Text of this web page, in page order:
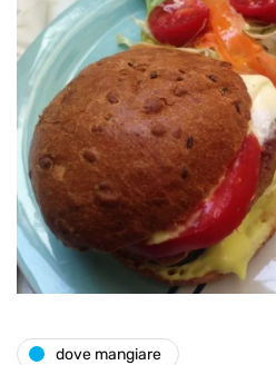
dove mangiare